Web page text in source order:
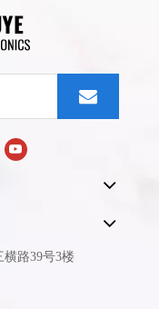
路39号3楼